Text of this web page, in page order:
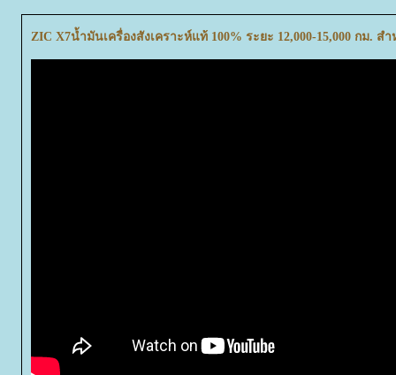
ZIC X7น้ำมันเครื่องสังเคราะห์แท้ 100% ระยะ 12,000-15,000 กม. ส